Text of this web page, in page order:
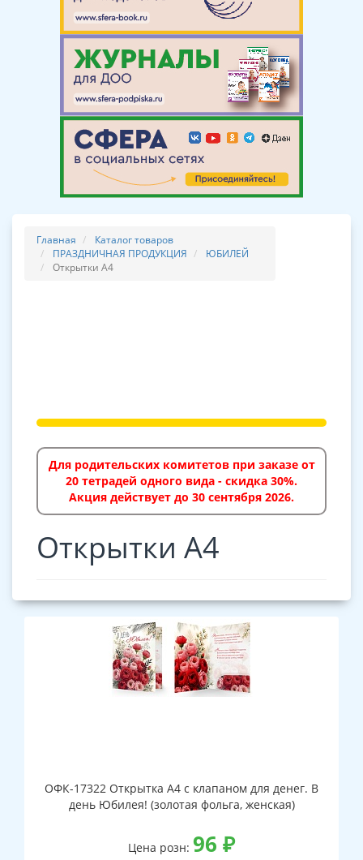
Главная
Каталог товаров
ПРАЗДНИЧНАЯ ПРОДУКЦИЯ
ЮБИЛЕЙ
Открытки А4
Для родительских комитетов при заказе от
20 тетрадей одного вида - скидка 30%.
Акция действует до 30 сентября 2026.
Открытки А4
ОФК-17322 Открытка А4 с клапаном для денег. В
день Юбилея! (золотая фольга, женская)
Цена розн: 96 ₽